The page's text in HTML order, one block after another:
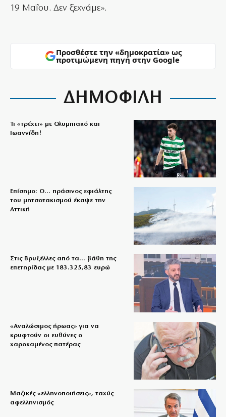
19 Μαΐου. Δεν ξεχνάμε».
Προσθέστε την «δημοκρατία» ως
προτιμώμενη πηγή στην Google
ΔΗΜΟΦΙΛΗ
Τι «τρέχει» με Ολυμπιακό και
Ιωαννίδη!
Επίσημο: Ο… πράσινος εφιάλτης
του μητσοτακισμού έκαψε την
Αττική
Στις Βρυξέλλες από τα… βάθη της
επετηρίδας με 183.325,83 ευρώ
«Aναλώσιμος ήρωας» για να
κρυφτούν οι ευθύνες ο
χαροκαμένος πατέρας
Μαζικές «ελληνοποιήσεις», ταχύς
αφελληνισμός